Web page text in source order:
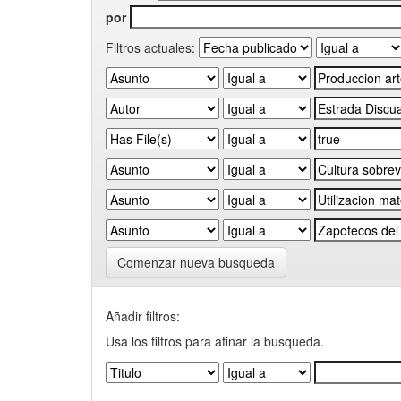
por
Filtros actuales:
Comenzar nueva busqueda
Añadir filtros:
Usa los filtros para afinar la busqueda.